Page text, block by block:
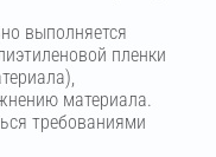
выполняется
пленки
материала.
требованиями